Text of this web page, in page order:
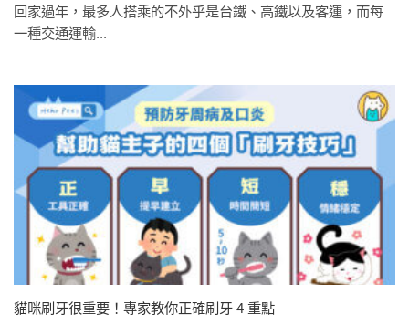
回家過年，最多人搭乘的不外乎是台鐵、高鐵以及客運，而每
一種交通運輸...
貓咪刷牙很重要！專家教你正確刷牙 4 重點